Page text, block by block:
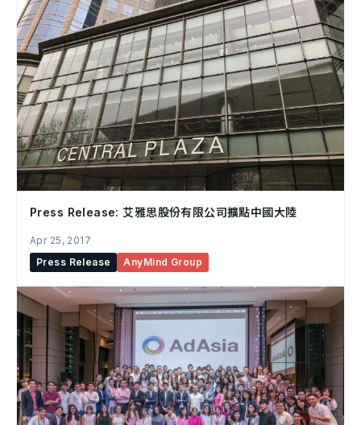
Press Release: 艾雅思股份有限公司擴點中國大陸
Apr 25, 2017
Press Release
AnyMind Group